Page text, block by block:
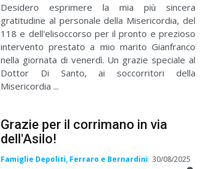
Desidero esprimere la mia più sincera
gratitudine al personale della Misericordia, del
118 e dell'elisoccorso per il pronto e prezioso
intervento prestato a mio marito Gianfranco
nella giornata di venerdì. Un grazie speciale al
Dottor Di Santo, ai soccorritori della
Misericordia ...
Grazie per il corrimano in via
dell'Asilo!
Famiglie Depoliti, Ferraro e Bernardini 30/08/2025